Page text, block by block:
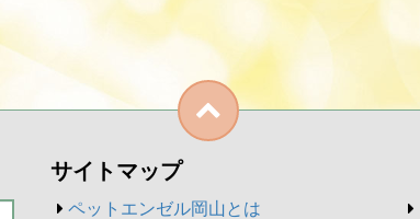
サイトマップ
ペットエンゼル岡山とは